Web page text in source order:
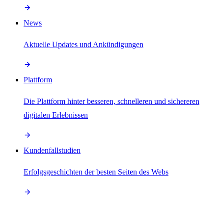
News
Aktuelle Updates und Ankündigungen
Plattform
Die Plattform hinter besseren, schnelleren und sichereren
digitalen Erlebnissen
Kundenfallstudien
Erfolgsgeschichten der besten Seiten des Webs